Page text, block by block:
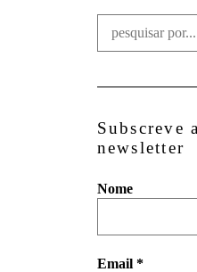
Subscreve
newsletter
Nome
Email *